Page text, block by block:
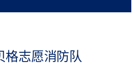
格志愿消防队